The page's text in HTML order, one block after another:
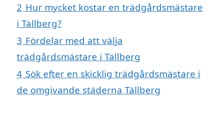
2 Hur mycket kostar en trädgårdsmästare
i Tällberg?
3 Fördelar med att välja
trädgårdsmästare i Tällberg
4 Sök efter en skicklig trädgårdsmästare i
de omgivande städerna Tällberg